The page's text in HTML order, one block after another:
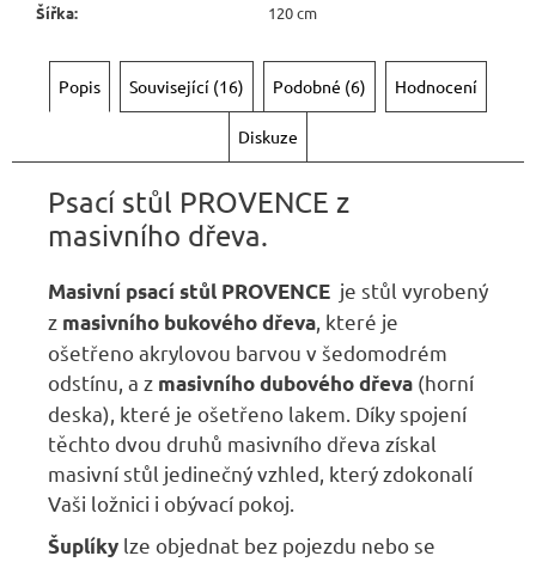
Šířka: 120 cm
Popis Související (16) Podobné (6) Hodnocení
Diskuze
Psací stůl PROVENCE z
masivního dřeva.
Masivní psací stůl PROVENCE je stůl vyrobený
z masivního bukového dřeva, které je
ošetřeno akrylovou barvou v šedomodrém
odstínu, a z masivního dubového dřeva (horní
deska), které je ošetřeno lakem. Díky spojení
těchto dvou druhů masivního dřeva získal
masivní stůl jedinečný vzhled, který zdokonalí
Vaši ložnici i obývací pokoj.
Šuplíky lze objednat bez pojezdu nebo se